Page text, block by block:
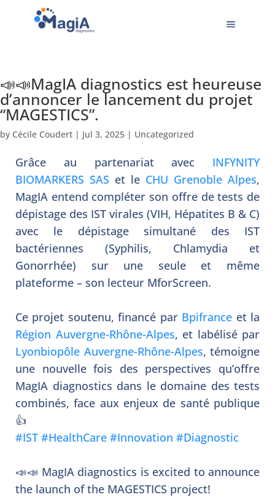
📣📣MagIA diagnostics est heureuse
d’annoncer le lancement du projet
“MAGESTICS”.
by Cécile Coudert | Jul 3, 2025 | Uncategorized
Grâce au partenariat avec
INFYNITY
BIOMARKERS SAS et le CHU Grenoble Alpes,
MagIA entend compléter son offre de tests de
dépistage des IST virales (VIH, Hépatites B & C)
avec le dépistage simultané des IST
bactériennes (Syphilis, Chlamydia et
Gonorrhée) sur une seule et même
plateforme – son lecteur MforScreen.
Ce projet soutenu, financé par Bpifrance et la
Région Auvergne-Rhône-Alpes, et labélisé par
Lyonbiopôle Auvergne-Rhône-Alpes, témoigne
une nouvelle fois des perspectives qu’offre
MagIA diagnostics dans le domaine des tests
combinés, face aux enjeux de santé publique
👍
#IST #HealthCare #Innovation #Diagnostic
📣📣 MagIA diagnostics is excited to announce
the launch of the MAGESTICS project!